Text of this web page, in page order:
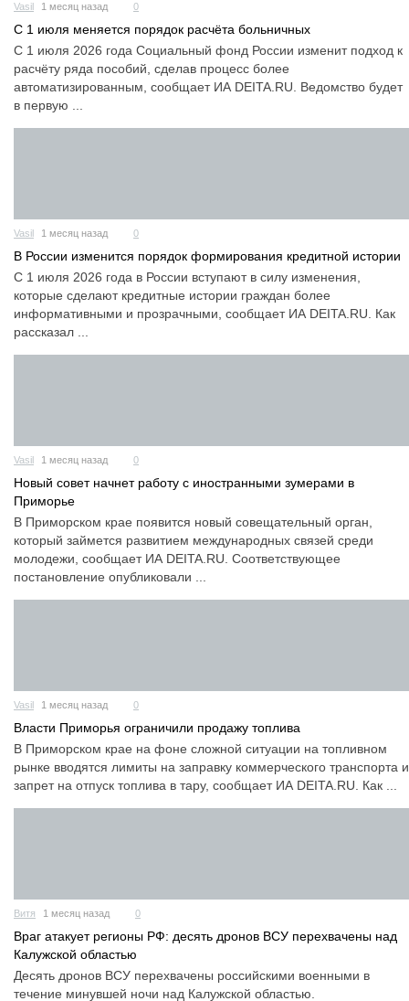
Vasil 1 месяц назад 0
С 1 июля меняется порядок расчёта больничных
С 1 июля 2026 года Социальный фонд России изменит подход к
расчёту ряда пособий, сделав процесс более
автоматизированным, сообщает ИА DEITA.RU. Ведомство будет
в первую ...
Vasil 1 месяц назад 0
В России изменится порядок формирования кредитной истории
С 1 июля 2026 года в России вступают в силу изменения,
которые сделают кредитные истории граждан более
информативными и прозрачными, сообщает ИА DEITA.RU. Как
рассказал ...
Vasil 1 месяц назад 0
Новый совет начнет работу с иностранными зумерами в
Приморье
В Приморском крае появится новый совещательный орган,
который займется развитием международных связей среди
молодежи, сообщает ИА DEITA.RU. Соответствующее
постановление опубликовали ...
Vasil 1 месяц назад 0
Власти Приморья ограничили продажу топлива
В Приморском крае на фоне сложной ситуации на топливном
рынке вводятся лимиты на заправку коммерческого транспорта и
запрет на отпуск топлива в тару, сообщает ИА DEITA.RU. Как ...
Витя 1 месяц назад 0
Враг атакует регионы РФ: десять дронов ВСУ перехвачены над
Калужской областью
Десять дронов ВСУ перехвачены российскими военными в
течение минувшей ночи над Калужской областью.